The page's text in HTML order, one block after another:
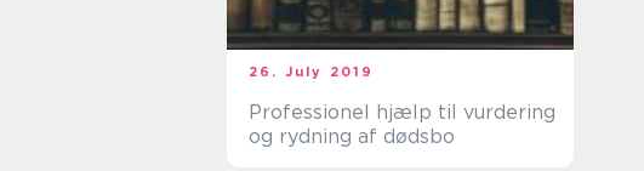
26. July 2019
Professionel hjælp til vurdering
og rydning af dødsbo